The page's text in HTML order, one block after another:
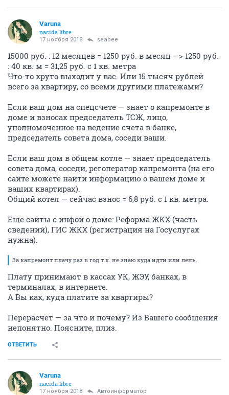
Varuna
nacida libre
17 ноября 2018 seabee
15000 руб. : 12 месяцев = 1250 руб. в месяц —> 1250 руб.
: 40 кв. м = 31,25 руб. с 1 кв. метра
Что-то круто выходит у вас. Или 15 тысяч рублей
всего за квартиру, со всеми другими платежами?
Если ваш дом на спецсчете — знает о капремонте в
доме и взносах председатель ТСЖ, лицо,
уполномоченное на ведение счета в банке,
председатель совета дома, соседи ваши.
Если ваш дом в общем котле — знает председатель
совета дома, соседи, регоператор капремонта (на его
сайте можете найти информацию о вашем доме и
ваших квартирах).
Общий котел — сейчас взнос = 6,8 руб. с 1 кв. метра.
Еще сайты с инфой о доме: Реформа ЖКХ (часть
сведений), ГИС ЖКХ (регистрация на Госуслугах
нужна).
За капремонт плачу раз в год т.к. не знаю куда идти или лень.
Плату принимают в кассах УК, ЖЭУ, банках, в
терминалах, в интернете.
А Вы как, куда платите за квартиры?
Перерасчет — за что и почему? Из Вашего сообщения
непонятно. Поясните, плиз.
ОТВЕТИТЬ
Varuna
nacida libre
17 ноября 2018 Автоинформатор